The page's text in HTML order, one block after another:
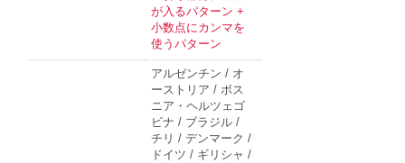
が入るパターン +
小数点にカンマを
使うパターン
アルゼンチン / オ
ーストリア / ボス
ニア・ヘルツェゴ
ビナ / ブラジル /
チリ / デンマーク /
ドイツ / ギリシャ /